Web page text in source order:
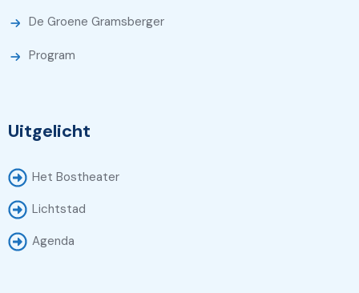
De Groene Gramsberger
Program
Uitgelicht
Het Bostheater
Lichtstad
Agenda